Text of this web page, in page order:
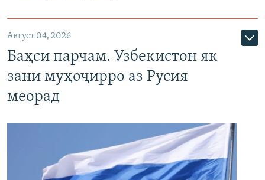
Август 04, 2026
Баҳси парчам. Узбекистон як
зани муҳоҷирро аз Русия
меорад